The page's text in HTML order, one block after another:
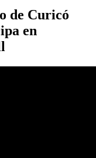
de Curicó
en